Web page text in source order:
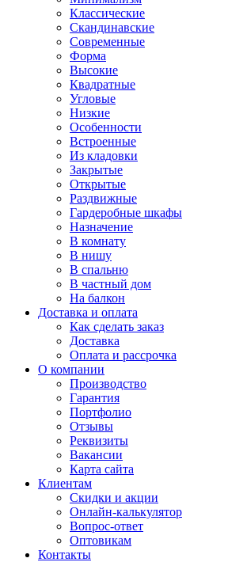
Классические
Скандинавские
Современные
Форма
Высокие
Квадратные
Угловые
Низкие
Особенности
Встроенные
Из кладовки
Закрытые
Открытые
Раздвижные
Гардеробные шкафы
Назначение
В комнату
В нишу
В спальню
В частный дом
На балкон
Доставка и оплата
Как сделать заказ
Доставка
Оплата и рассрочка
О компании
Производство
Гарантия
Портфолио
Отзывы
Реквизиты
Вакансии
Карта сайта
Клиентам
Скидки и акции
Онлайн-калькулятор
Вопрос-ответ
Оптовикам
Контакты